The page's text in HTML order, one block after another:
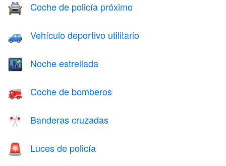
🚔 Coche de policía próximo
🚙 Vehículo deportivo utilitario
🌃 Noche estrellada
🚒 Coche de bomberos
🎌 Banderas cruzadas
🚨 Luces de policía